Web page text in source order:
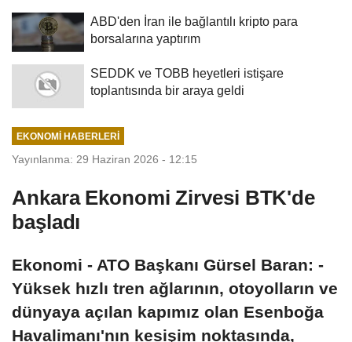
ABD'den İran ile bağlantılı kripto para
borsalarına yaptırım
SEDDK ve TOBB heyetleri istişare
toplantısında bir araya geldi
EKONOMI HABERLERI
Yayınlanma: 29 Haziran 2026 - 12:15
Ankara Ekonomi Zirvesi BTK'de
başladı
Ekonomi - ATO Başkanı Gürsel Baran: -
Yüksek hızlı tren ağlarının, otoyolların ve
dünyaya açılan kapımız olan Esenboğa
Havalimanı'nın kesişim noktasında,